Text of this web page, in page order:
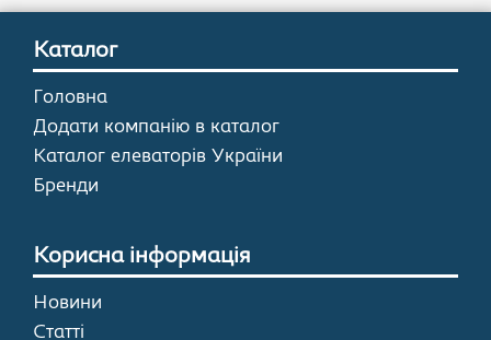
Каталог
Головна
Додати компанію в каталог
Каталог елеваторів України
Бренди
Корисна інформація
Новини
Статті